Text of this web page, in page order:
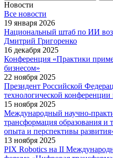
Новости
Все новости
19 января 2026
Национальный штаб по ИИ
Дмитрий Григоренко
16 декабря 2025
Конференция «Практики
бизнесом»
22 ноября 2025
Президент Российской
технологической
15 ноября 2025
Международный научно-
трансформация образования и
опыта и перспективы
13 ноября 2025
PIX Robotics на II